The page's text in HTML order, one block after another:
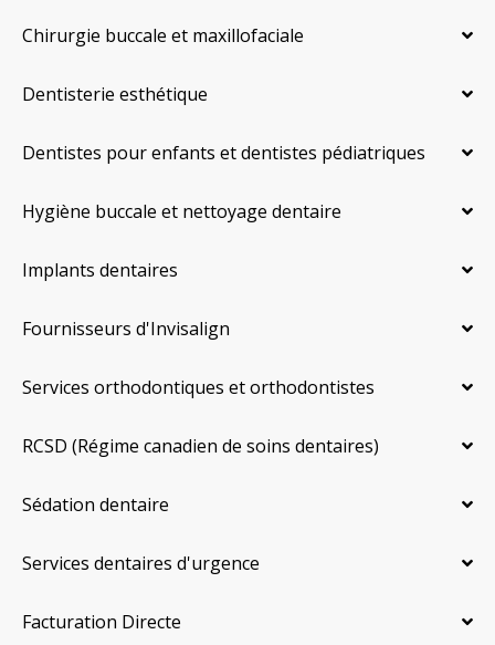
Chirurgie buccale et maxillofaciale
Dentisterie esthétique
Dentistes pour enfants et dentistes pédiatriques
Hygiène buccale et nettoyage dentaire
Implants dentaires
Fournisseurs d'Invisalign
Services orthodontiques et orthodontistes
RCSD (Régime canadien de soins dentaires)
Sédation dentaire
Services dentaires d'urgence
Facturation Directe